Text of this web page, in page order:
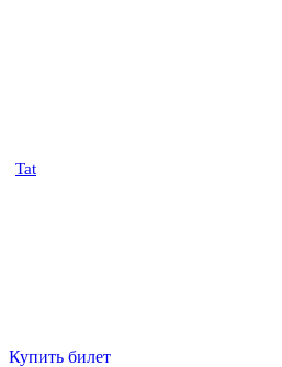
Tat
Купить билет